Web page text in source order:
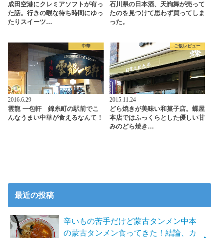
成田空港にクレミアソフトが有っ
た話。行きの暇な待ち時間にゆっ
たりスイーツ…
石川県の日本酒、天狗舞が売って
たのを見つけて思わず買ってしま
った。
中華
2016.6.29
雲龍 一包軒 錦糸町の駅前でこ
んなうまい中華が食えるなんて！
ご飯レビュー
2015.11.24
どら焼きが美味い和菓子店。蝶屋
本店ではふっくらとした優しい甘
みのどら焼き…
最近の投稿
辛いもの苦手だけど蒙古タンメン中本
の蒙古タンメン食ってきた！結論、カ